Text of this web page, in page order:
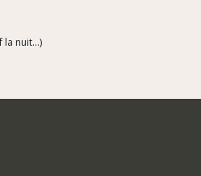
la nuit...)